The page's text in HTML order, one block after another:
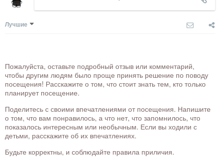
Лучшие
Пожалуйста, оставьте подробный отзыв или комментарий,
чтобы другим людям было проще принять решение по поводу
посещения! Расскажите о том, что стоит знать тем, кто только
планирует посещение.
Поделитесь с своими впечатлениями от посещения. Напишите
о том, что вам понравилось, а что нет, что запомнилось, что
показалось интересным или необычным. Если вы ходили с
детьми, расскажите об их впечатлениях.
Будьте корректны, и соблюдайте правила приличия.